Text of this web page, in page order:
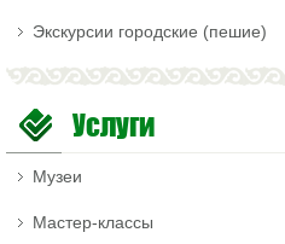
Экскурсии городские (пешие)
Услуги
Музеи
Мастер-классы